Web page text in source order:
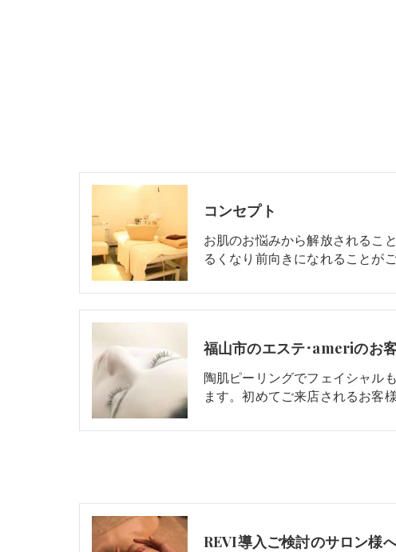
コンセプト
お肌のお悩みから解放されるこ
るくなり前向きになれることが
福山市のエステ･ameriのお
陶肌ピーリングでフェイシャル
ます。初めてご来店されるお客
REVI導入ご検討のサロン様